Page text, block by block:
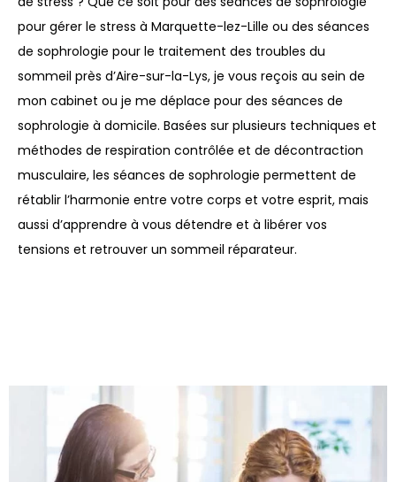
pour gérer le stress à Marquette-lez-Lille ou des séances
de sophrologie pour le traitement des troubles du
sommeil près d’Aire-sur-la-Lys, je vous reçois au sein de
mon cabinet ou je me déplace pour des séances de
sophrologie à domicile. Basées sur plusieurs techniques et
méthodes de respiration contrôlée et de décontraction
musculaire, les séances de sophrologie permettent de
rétablir l’harmonie entre votre corps et votre esprit, mais
aussi d’apprendre à vous détendre et à libérer vos
tensions et retrouver un sommeil réparateur.